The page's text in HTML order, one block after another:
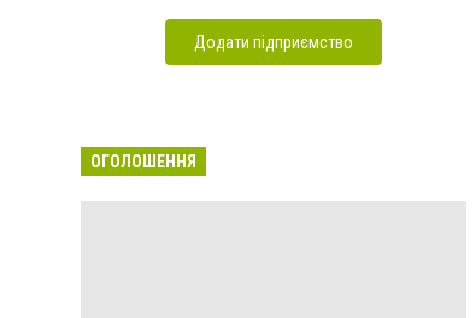
Додати підприємство
ОГОЛОШЕННЯ